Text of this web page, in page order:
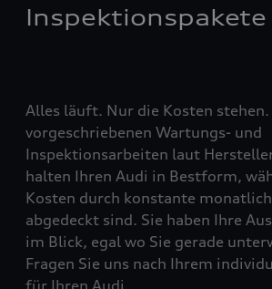
Inspektionspakete
Alles läuft. Nur die Kosten stehen.
vorgeschriebenen Wartungs- und
Inspektionsarbeiten laut
halten Ihren Audi in Bestform,
Kosten durch konstante
abgedeckt sind. Sie haben Ihre
im Blick, egal wo Sie gerade
Fragen Sie uns nach Ihrem